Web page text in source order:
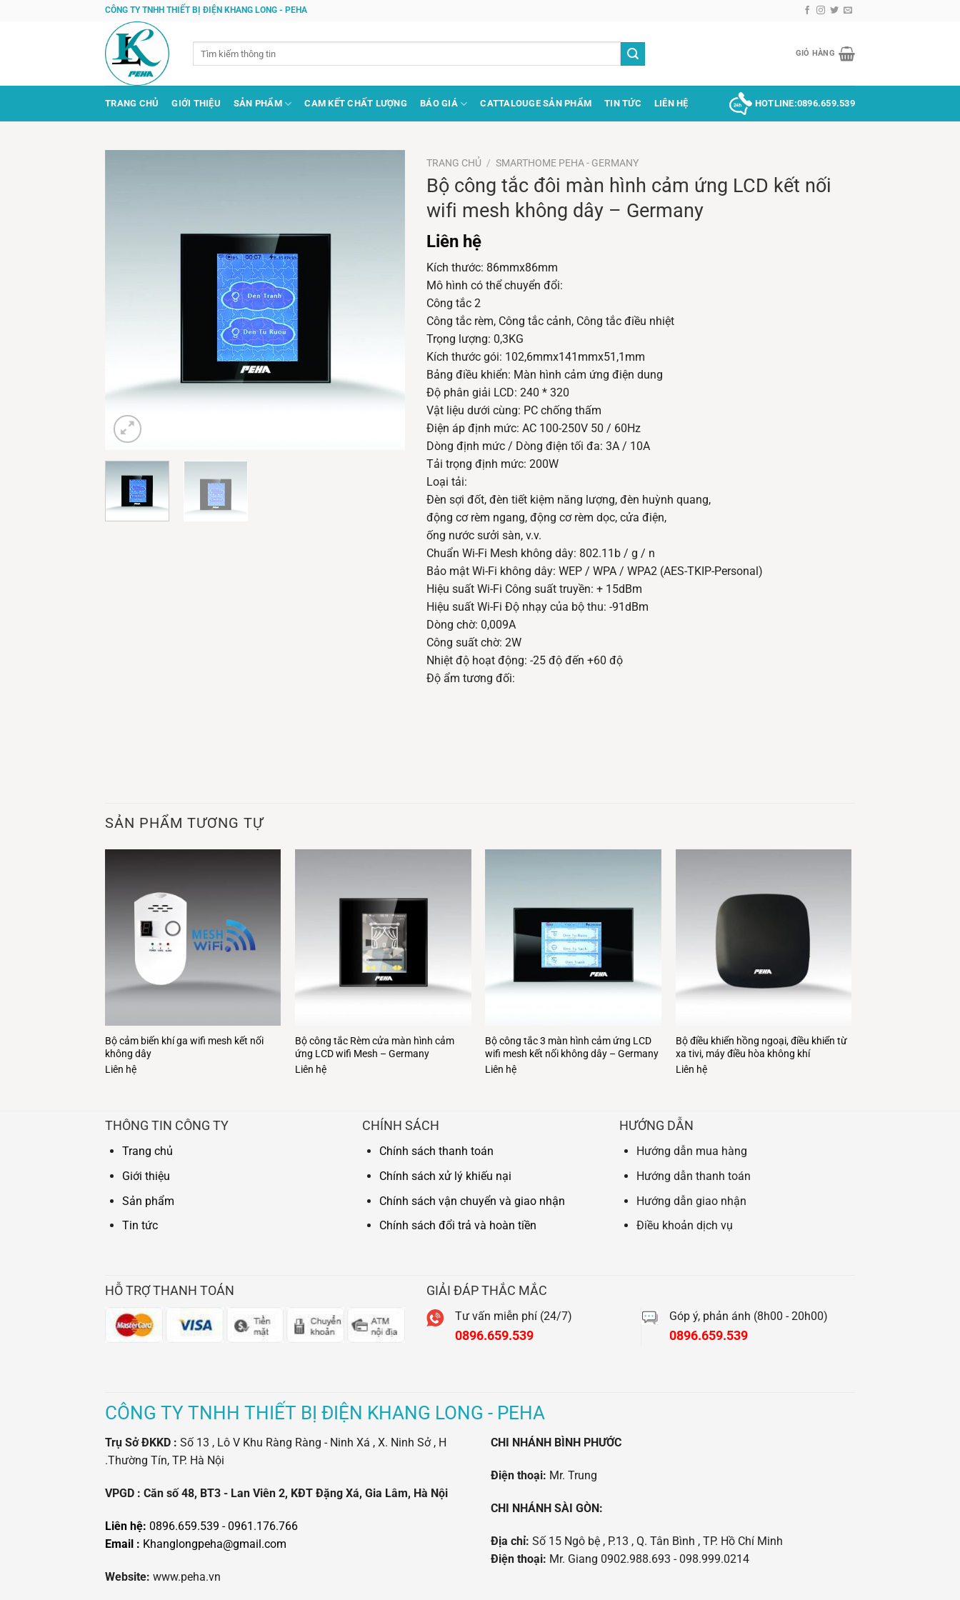
CÔNG TY TNHH THIẾT BỊ ĐIỆN KHANG LONG - PEHA
GIỎ HÀNG
TRANG CHỦ GIỚI THIỆU SẢN PHẨM CAM KẾT CHẤT LƯỢNG BÁO GIÁ CATTALOUGE SẢN PHẨM TIN TỨC LIÊN HỆ HOTLINE:0896.659.539
TRANG CHỦ / SMARTHOME PEHA - GERMANY
Bộ công tắc đôi màn hình cảm ứng LCD kết nối
wifi mesh không dây – Germany
Liên hệ
Kích thước: 86mmx86mm
Mô hình có thể chuyển đổi:
Công tắc 2
Công tắc rèm, Công tắc cảnh, Công tắc điều nhiệt
Trọng lượng: 0,3KG
Kích thước gói: 102,6mmx141mmx51,1mm
Bảng điều khiển: Màn hình cảm ứng điện dung
Độ phân giải LCD: 240 * 320
Vật liệu dưới cùng: PC chống thấm
Điện áp định mức: AC 100-250V 50 / 60Hz
Dòng định mức / Dòng điện tối đa: 3A / 10A
Tải trọng định mức: 200W
Loại tải:
Đèn sợi đốt, đèn tiết kiệm năng lượng, đèn huỳnh quang,
động cơ rèm ngang, động cơ rèm dọc, cửa điện,
ống nước sưởi sàn, v.v.
Chuẩn Wi-Fi Mesh không dây: 802.11b / g / n
Bảo mật Wi-Fi không dây: WEP / WPA / WPA2 (AES-TKIP-Personal)
Hiệu suất Wi-Fi Công suất truyền: + 15dBm
Hiệu suất Wi-Fi Độ nhạy của bộ thu: -91dBm
Dòng chờ: 0,009A
Công suất chờ: 2W
Nhiệt độ hoạt động: -25 độ đến +60 độ
Độ ẩm tương đối:
SẢN PHẨM TƯƠNG TỰ
Bộ cảm biến khí ga wifi mesh kết nối
không dây
Liên hệ
Bộ công tắc Rèm cửa màn hình cảm
ứng LCD wifi Mesh – Germany
Liên hệ
Bộ công tắc 3 màn hình cảm ứng LCD
wifi mesh kết nối không dây – Germany
Liên hệ
Bộ điều khiển hồng ngoại, điều khiển từ
xa tivi, máy điều hòa không khí
Liên hệ
THÔNG TIN CÔNG TY
Trang chủ
Giới thiệu
Sản phẩm
Tin tức
CHÍNH SÁCH
Chính sách thanh toán
Chính sách xử lý khiếu nại
Chính sách vận chuyển và giao nhận
Chính sách đổi trả và hoàn tiền
HƯỚNG DẪN
Hướng dẫn mua hàng
Hướng dẫn thanh toán
Hướng dẫn giao nhận
Điều khoản dịch vụ
HỖ TRỢ THANH TOÁN GIẢI ĐÁP THẮC MẮC
Tư vấn miễn phí (24/7)
0896.659.539
Góp ý, phản ánh (8h00 - 20h00)
0896.659.539
CÔNG TY TNHH THIẾT BỊ ĐIỆN KHANG LONG - PEHA
Trụ Sở ĐKKD : Số 13 , Lô V Khu Ràng Ràng - Ninh Xá , X. Ninh Sở , H
.Thường Tín, TP. Hà Nội
VPGD : Căn số 48, BT3 - Lan Viên 2, KĐT Đặng Xá, Gia Lâm, Hà Nội
Liên hệ: 0896.659.539 - 0961.176.766
Email : Khanglongpeha@gmail.com
Website: www.peha.vn
CHI NHÁNH BÌNH PHƯỚC
Điện thoại: Mr. Trung
CHI NHÁNH SÀI GÒN:
Địa chỉ: Số 15 Ngô bệ , P.13 , Q. Tân Bình , TP. Hồ Chí Minh
Điện thoại: Mr. Giang 0902.988.693 - 098.999.0214